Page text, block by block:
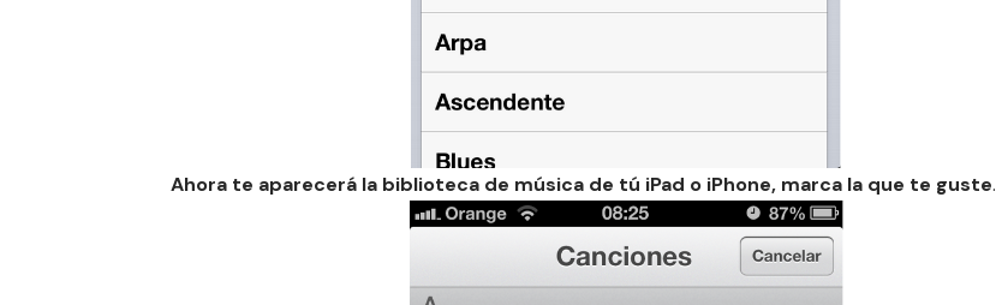
Ahora te aparecerá la biblioteca de música de tú iPad o iPhone, marca la que te guste.